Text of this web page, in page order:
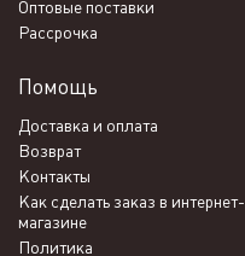
Оптовые поставки
Рассрочка
Помощь
Доставка и оплата
Возврат
Контакты
Как сделать заказ в интернет-
магазине
Политика